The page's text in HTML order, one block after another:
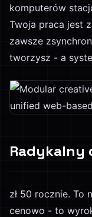
komputerów
Twoja praca jest
zawsze
tworzysz - a
Radykalny
zł 50 rocznie. To
cenowo - to